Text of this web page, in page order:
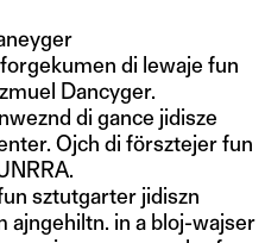
di lewaje fun
Dancyger.
di gance jidisze
Ojch di försztejer fun
sztutgarter jidiszn
ajngehiltn. in a bloj-wajser